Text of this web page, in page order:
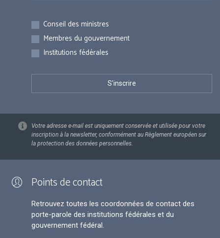
Inscriptions
Conseil des ministres
Membres du gouvernement
Institutions fédérales
Votre adresse e-mail est uniquement conservée et utilisée pour votre
inscription à la newsletter, conformément au Règlement européen sur
la protection des données personnelles.
Points de contact
Retrouvez toutes les coordonnées de contact des
porte-parole des institutions fédérales et du
gouvernement fédéral.